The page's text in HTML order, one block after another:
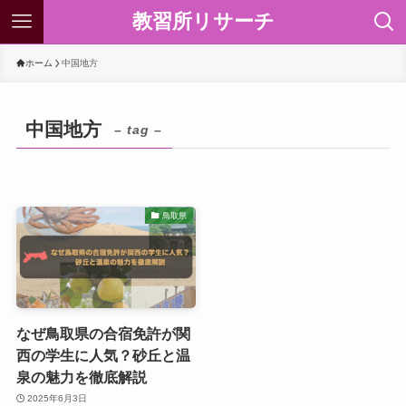
教習所リサーチ
ホーム 中国地方
中国地方 – tag –
鳥取県
なぜ鳥取県の合宿免許が関
西の学生に人気？砂丘と温
泉の魅力を徹底解説
2025年6月3日